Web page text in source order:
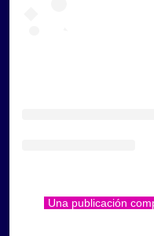
Una publicación